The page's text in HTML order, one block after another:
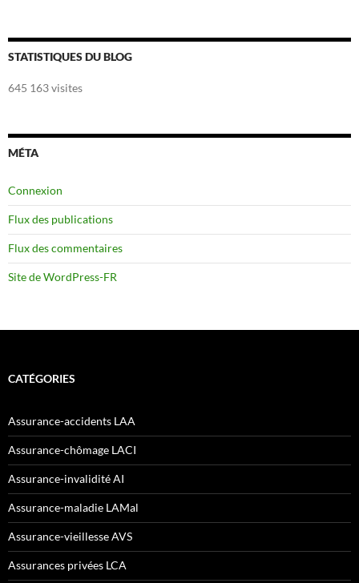
STATISTIQUES DU BLOG
645 163 visites
MÉTA
Connexion
Flux des publications
Flux des commentaires
Site de WordPress-FR
CATÉGORIES
Assurance-accidents LAA
Assurance-chômage LACI
Assurance-invalidité AI
Assurance-maladie LAMal
Assurance-vieillesse AVS
Assurances privées LCA